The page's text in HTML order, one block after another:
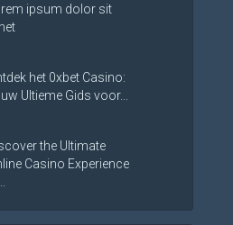
ipsum dolor sit
het 0xbet Casino:
Ultieme Gids voor...
the Ultimate
Casino Experience